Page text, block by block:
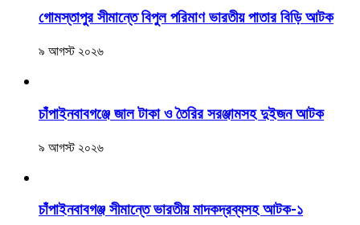
গোমস্তাপুর সীমান্তে বিপুল পরিমাণ ভারতীয় পাতার বিড়ি আটক
৯ আগস্ট ২০২৬
চাঁপাইনবাবগঞ্জে জাল টাকা ও তৈরির সরঞ্জামসহ দুইজন আটক
৯ আগস্ট ২০২৬
চাঁপাইনবাবগঞ্জ সীমান্তে ভারতীয় মাদকদ্রব্যসহ আটক-১